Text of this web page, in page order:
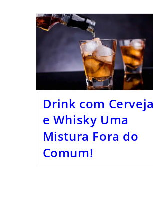
Drink com Cerveja
e Whisky Uma
Mistura Fora do
Comum!